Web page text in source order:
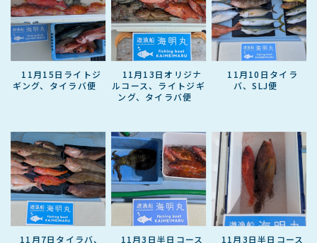
11月15日ライトジ
ギング、タイラバ便
11月13日オリジナ
ルコース、ライトジギ
ング、タイラバ便
11月10日タイラ
バ、SLJ便
11月7日タイラバ、
11月3日半日コース
11月3日半日コース